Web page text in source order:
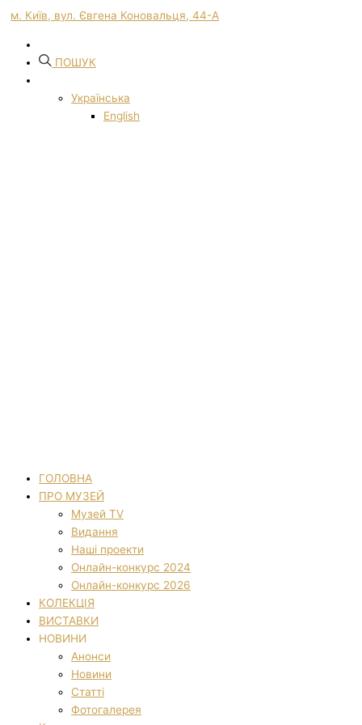
м. Київ, вул. Євгена Коновальця, 44-А
ПОШУК
Українська
English
ГОЛОВНА
ПРО МУЗЕЙ
Музей TV
Видання
Наші проекти
Онлайн-конкурс 2024
Онлайн-конкурс 2026
КОЛЕКЦІЯ
ВИСТАВКИ
НОВИНИ
Анонси
Новини
Статті
Фотогалерея